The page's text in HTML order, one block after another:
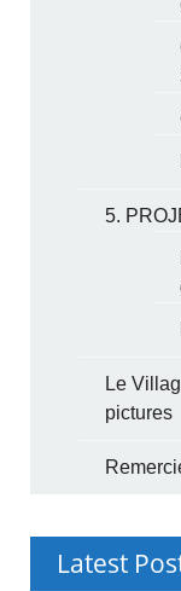
5.
Le
pictures
Latest